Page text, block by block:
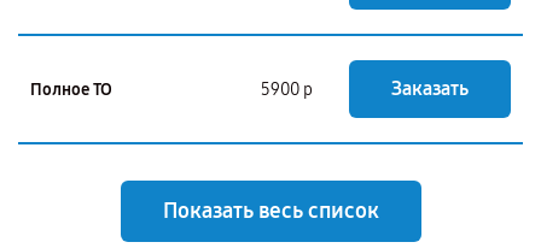
Полное ТО 5900 р Заказать
Показать весь список